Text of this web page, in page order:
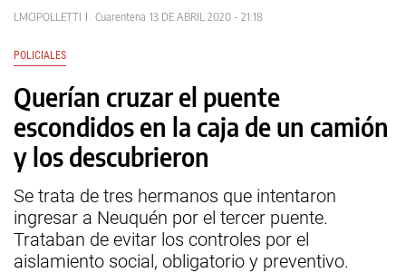
LMCIPOLLETTI Cuarentena 13 DE ABRIL 2020 - 21:18
POLICIALES
Querían cruzar el puente
escondidos en la caja de un camión
y los descubrieron
Se trata de tres hermanos que intentaron
ingresar a Neuquén por el tercer puente.
Trataban de evitar los controles por el
aislamiento social, obligatorio y preventivo.